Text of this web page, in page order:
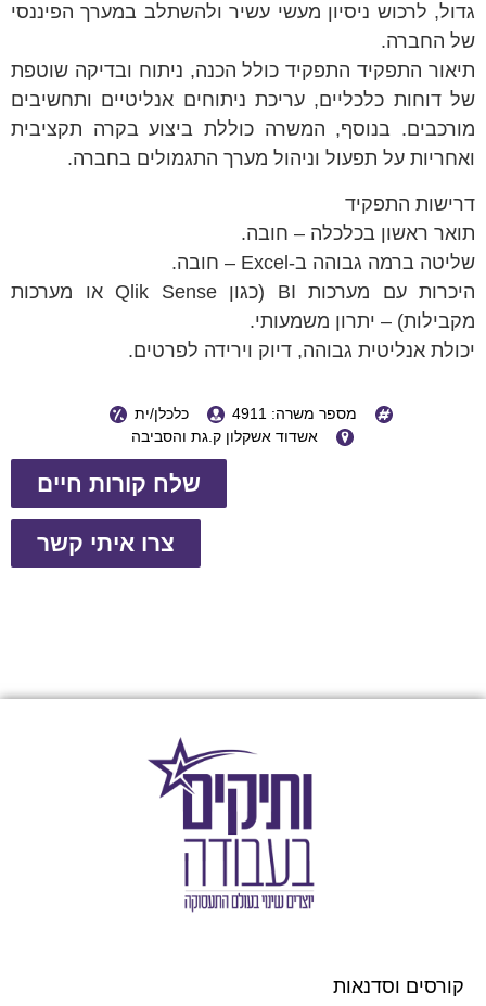
גדול, לרכוש ניסיון מעשי עשיר ולהשתלב במערך הפיננסי
של החברה.
תיאור התפקיד התפקיד כולל הכנה, ניתוח ובדיקה שוטפת
של דוחות כלכליים, עריכת ניתוחים אנליטיים ותחשיבים
מורכבים. בנוסף, המשרה כוללת ביצוע בקרה תקציבית
ואחריות על תפעול וניהול מערך התגמולים בחברה.
דרישות התפקיד
תואר ראשון בכלכלה – חובה.
שליטה ברמה גבוהה ב-Excel – חובה.
היכרות עם מערכות BI (כגון Qlik Sense או מערכות
מקבילות) – יתרון משמעותי.
יכולת אנליטית גבוהה, דיוק וירידה לפרטים.
מספר משרה: 4911
כלכלן/ית
אשדוד אשקלון ק.גת והסביבה
שלח קורות חיים
צרו איתי קשר
קורסים וסדנאות